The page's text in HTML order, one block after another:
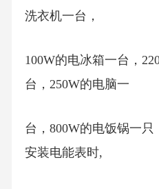
洗衣机一台，
100W的电冰箱一台，
台，250W的电脑一
台，800W的电饭锅一只
安装电能表时,